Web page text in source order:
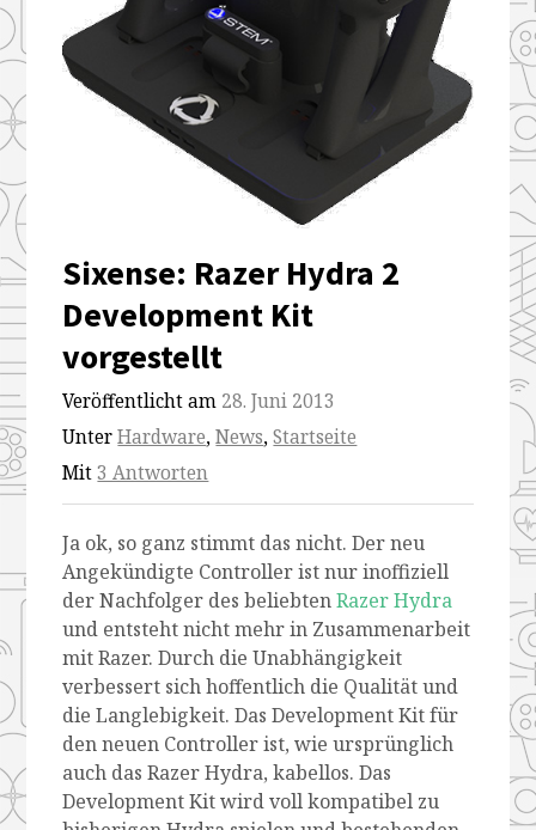
Sixense: Razer Hydra 2
Development Kit
vorgestellt
Veröffentlicht am 28. Juni 2013
UnterHardware,News,Startseite
Mit3 Antworten
Ja ok, so ganz stimmt das nicht. Der neu
Angekündigte Controller ist nur inoffiziell
der Nachfolger des beliebtenRazer Hydra
und entsteht nicht mehr in Zusammenarbeit
mit Razer. Durch die Unabhängigkeit
verbessert sich hoffentlich die Qualität und
die Langlebigkeit. Das Development Kit für
den neuen Controller ist, wie ursprünglich
auch das Razer Hydra, kabellos. Das
Development Kit wird voll kompatibel zu